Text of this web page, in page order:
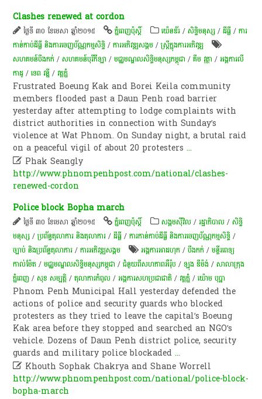
Clashes renewed at cordon
ថ្ងៃទី ៣០ ខែមេសា ឆ្នាំ២០១៥ ភ្នំពេញប៉ុស្តិ៍ យ៉េនឌ័រ /សិទ្ធិមនុស្ស /ដីធ្លី /ការ
កាន់កាប់​ដីធ្លី និង​ការចេញ​ប័ណ្ណកម្មសិទ្ធិ​ /ការ​អភិវឌ្ឍ​សង្គម /ស្ត្រីក្នុងការអភិវឌ្ឍ
សហគមន៍បឹងកក់ /សហគមន៍បុរីកីឡា /មជ្ឈមណ្ឌល​សិទ្ធិ​មនុស្ស​កម្ពុជា /គឹម វុត្ថា/អង្គការលី
កាដូ /ទេព វន្នី /​វត្ត​ភ្នំ
Frustrated Boeung Kak and Borei Keila community
members flooded past a Daun Penh road barrier
yesterday after attempting to lodge complaints with
district authorities in connection with Sunday’s
violence at Wat Phnom. On Sunday night, a brutal raid
on a peaceful vigil of about 20 protesters...
 Phak Seangly
http://www.phnompenhpost.com/national/clashes-
renewed-cordon
Police block Bopha march
ថ្ងៃទី ៣០ ខែមេសា ឆ្នាំ២០១៥ ភ្នំពេញប៉ុស្តិ៍ សង្គមស៊ីវិល /រដ្ឋាភិបាល /សិទ្ធិ
មនុស្ស /ប្រព័ន្ធតុលាការ និងតុលាការ /ដីធ្លី /ការកាន់កាប់​ដីធ្លី និង​ការចេញ​ប័ណ្ណកម្មសិទ្ធិ​ /
ច្បាប់ និងប្រព័ន្ធតុលាការ /ការ​អភិវឌ្ឍ​សង្គម អង្គការអាដហុក /បឹងកក់ /មន្ទីរពេទ្យ​
កាល់ម៉ែត​ /មជ្ឈមណ្ឌល​សិទ្ធិ​មនុស្ស​កម្ពុជា /ជំនួយពីសហភាពអឺរ៉ុប /ឡុង ឌីម៉ង់ /សាលាក្រុង
ភ្នំពេញ /សុខ សម្បតិ្ត /តុលាការកំពូល /អង្គការសហប្រជាជាតិ /​វត្ត​ភ្នំ /យ៉ោម បុប្ផា
Phnom Penh Municipal Hall yesterday defended the
actions of police and security guards who blocked
protesters as they tried to leave the capital’s Boeung
Kak area before they stopped and searched an NGO’s
vehicle. Dozens of Daun Penh district police, security
guards and military police blockaded...
 Khouth Sophak Chakrya and Shane Worrell
http://www.phnompenhpost.com/national/police-block-
bopha-march